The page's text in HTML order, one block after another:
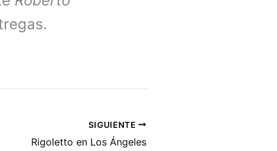
SIGUIENTE
Rigoletto en Los Ángeles